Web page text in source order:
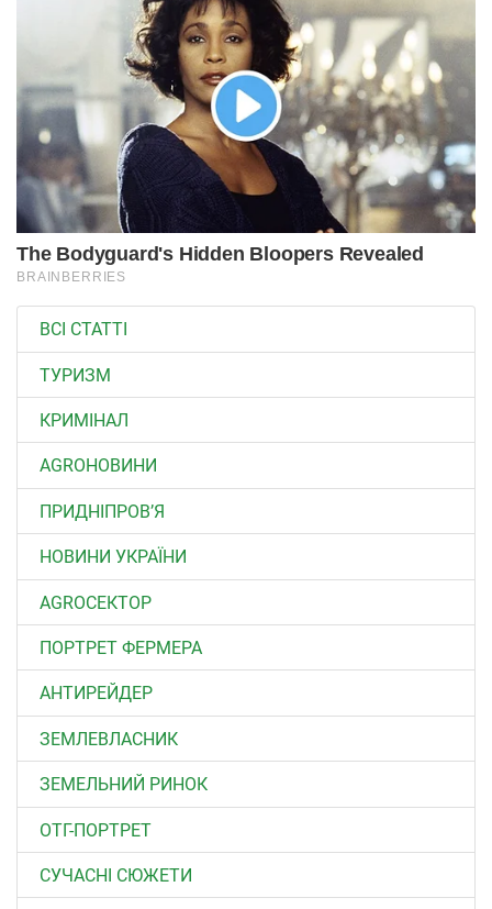
ВСІ СТАТТІ
ТУРИЗМ
КРИМІНАЛ
AGROНОВИНИ
ПРИДНІПРОВ’Я
НОВИНИ УКРАЇНИ
АGROСЕКТОР
ПОРТРЕТ ФЕРМЕРА
АНТИРЕЙДЕР
ЗЕМЛЕВЛАСНИК
ЗЕМЕЛЬНИЙ РИНОК
ОТГ-ПОРТРЕТ
СУЧАСНІ СЮЖЕТИ